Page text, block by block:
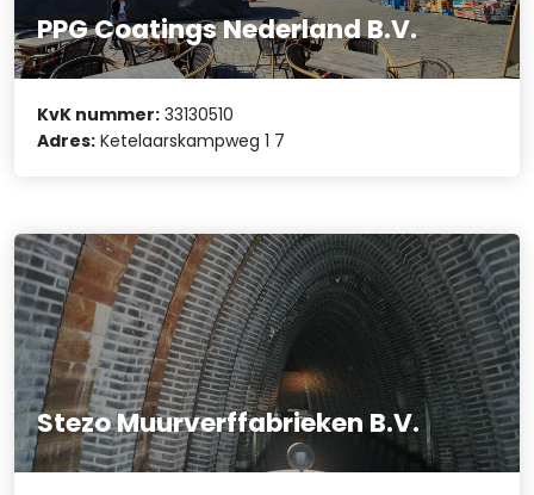
PPG Coatings Nederland B.V.
KvK nummer: 33130510
Adres: Ketelaarskampweg 1 7
Stezo Muurverffabrieken B.V.